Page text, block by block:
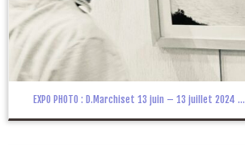
EXPO PHOTO : D.Marchiset 13 juin – 13 juillet 2024 ...